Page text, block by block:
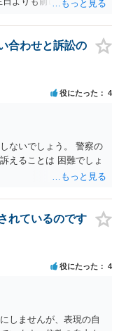
ですが、卒業式の日程
とが多いですし、学籍
そのこと自体に特に問
に、その効力が無効と
効力を発生する事な
すね？ そう考えるのが
記載されている内容
されており、卒業式時
いないので、卒業証書
るものではないでしょ
何らかの問題を起こし
で、厳密に言えば卒業
。
合わせと訴訟の
役にたった 4
ないでしょう。 警察の
えることは 困難でしょ
れているのです
役にたった 4
しませんが、表現の自